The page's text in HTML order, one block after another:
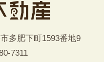
多肥下町1593番地9
7311